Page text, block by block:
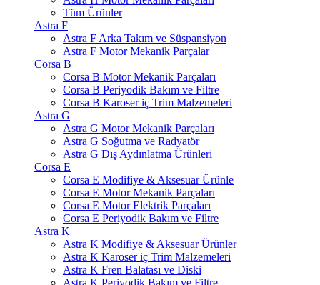
Tüm Ürünler
Astra F
Astra F Arka Takım ve Süspansiyon
Astra F Motor Mekanik Parçalar
Corsa B
Corsa B Motor Mekanik Parçaları
Corsa B Periyodik Bakım ve Filtre
Corsa B Karoser iç Trim Malzemeleri
Astra G
Astra G Motor Mekanik Parçaları
Astra G Soğutma ve Radyatör
Astra G Dış Aydınlatma Ürünleri
Corsa E
Corsa E Modifiye & Aksesuar Ürünle
Corsa E Motor Mekanik Parçaları
Corsa E Motor Elektrik Parçaları
Corsa E Periyodik Bakım ve Filtre
Astra K
Astra K Modifiye & Aksesuar Ürünler
Astra K Karoser iç Trim Malzemeleri
Astra K Fren Balatası ve Diski
Astra K Periyodik Bakım ve Filtre